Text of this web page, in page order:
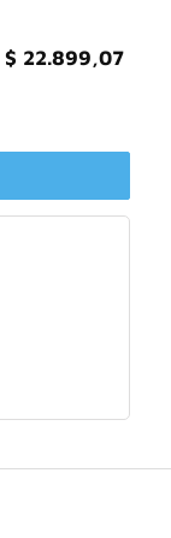
$ 22.899,07